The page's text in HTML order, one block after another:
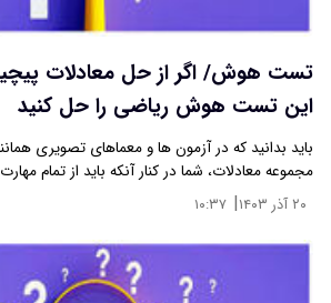
تست هوش/ اگر از حل
این تست هوش ریاضی را حل کنید
باید بدانید که در آزمون ها و معماهای تصویری
مجموعه‌ معادلات، شما در کنار آنکه باید از تمام
۲۰ آذر ۱۴۰۳ | ۱۰:۳۷